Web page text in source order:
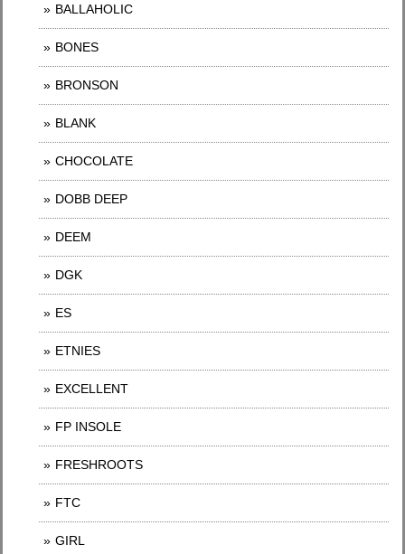
BALLAHOLIC
BONES
BRONSON
BLANK
CHOCOLATE
DOBB DEEP
DEEM
DGK
ES
ETNIES
EXCELLENT
FP INSOLE
FRESHROOTS
FTC
GIRL